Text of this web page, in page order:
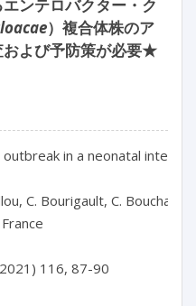
ンテロバクター・ク
）複合体株のア
および予防策が必要★
in a neonatal
C. Bourigault, C.
116, 87-90